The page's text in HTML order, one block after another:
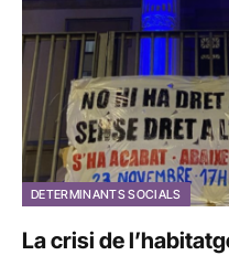
DETERMINANTS SOCIALS
La crisi de